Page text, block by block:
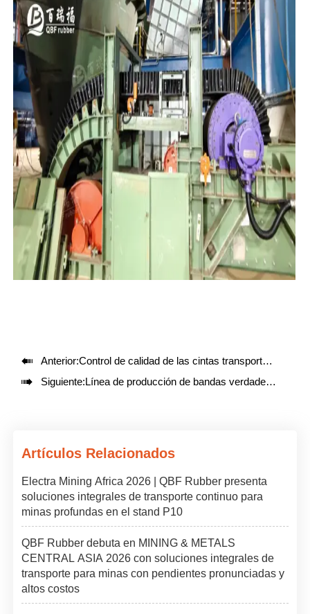
 Anterior:Control de calidad de las cintas transportadoras de caucho con paredes laterales QBF: estándares de proceso trazables de un fabricante profesional
 Siguiente:Línea de producción de bandas verdaderamente sin fin de QBF: Entrega rápida, calidad estable
Artículos Relacionados
Electra Mining Africa 2026 | QBF Rubber presenta
soluciones integrales de transporte continuo para
minas profundas en el stand P10
QBF Rubber debuta en MINING & METALS
CENTRAL ASIA 2026 con soluciones integrales de
transporte para minas con pendientes pronunciadas y
altos costos